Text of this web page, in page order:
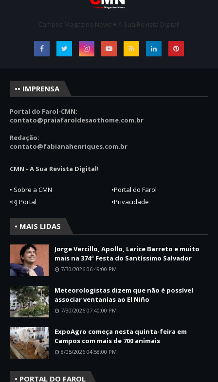
Campos Magazine News ♥ A Sua Revista Digital!
•• IMPRENSA
Portal do Farol-CMN:
contato@praiafaroldesaothome.com.br
Redação:
contato@fabianahenriques.com.br
CMN - A Sua Revista Digital!
• Sobre a CMN
•Portal do Farol
•RJ Portal
•Privacidade
• MAIS LIDAS
Jorge Vercillo, Apollo, Larice Barreto e muito
mais na 374ª Festa do Santíssimo Salvador
7/30/2026 06:49:00 PM
Meteorologistas dizem que não é possível
associar ventanias ao El Niño
7/30/2026 07:40:00 PM
ExpoAgro começa nesta quinta-feira em
Campos com mais de 700 animais
8/05/2026 04:58:00 PM
• PORTAL DO FAROL